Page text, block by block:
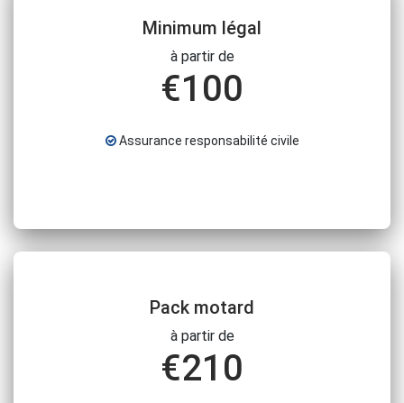
Minimum légal
à partir de
€100
Assurance responsabilité civile
Pack motard
à partir de
€210